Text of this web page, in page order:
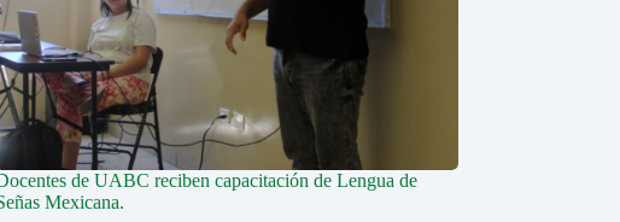
de UABC reciben capacitación de Lengua de
Mexicana.